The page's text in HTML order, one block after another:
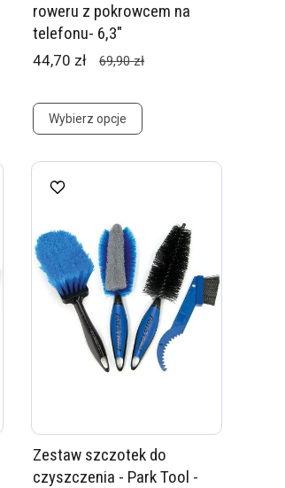
roweru z pokrowcem na
telefonu- 6,3"
44,70 zł 69,90 zł
Wybierz opcje
Zestaw szczotek do
czyszczenia - Park Tool -